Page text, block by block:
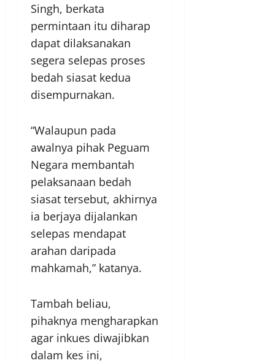
Singh, berkata
permintaan itu diharap
dapat dilaksanakan
segera selepas proses
bedah siasat kedua
disempurnakan.
“Walaupun pada
awalnya pihak Peguam
Negara membantah
pelaksanaan bedah
siasat tersebut, akhirnya
ia berjaya dijalankan
selepas mendapat
arahan daripada
mahkamah,” katanya.
Tambah beliau,
pihaknya mengharapkan
agar inkues diwajibkan
dalam kes ini,